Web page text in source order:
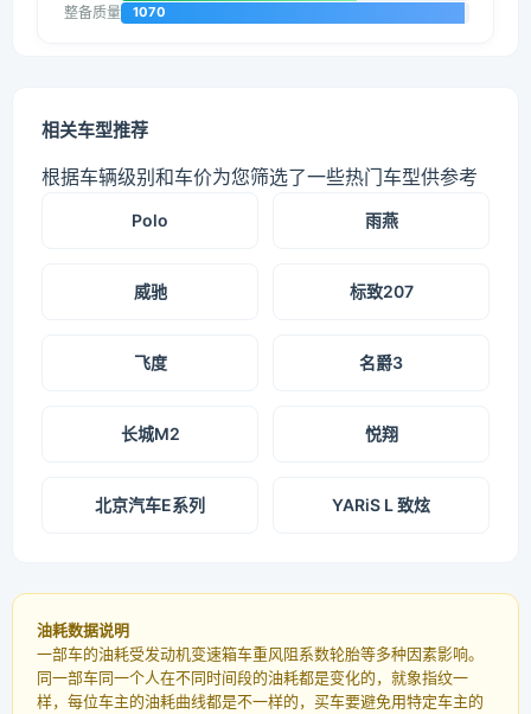
整备质量 1070
相关车型推荐
根据车辆级别和车价为您筛选了一些热门车型供参考
Polo 雨燕
威驰 标致207
飞度 名爵3
长城M2 悦翔
北京汽车E系列 YARiS L 致炫
油耗数据说明
一部车的油耗受发动机变速箱车重风阻系数轮胎等多种因素影响。
同一部车同一个人在不同时间段的油耗都是变化的，就象指纹一
样，每位车主的油耗曲线都是不一样的，买车要避免用特定车主的